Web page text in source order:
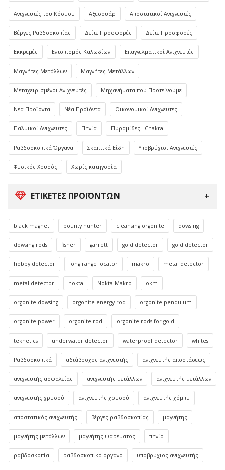
Ανιχνευτές του Κόσμου Αξεσουάρ Αποστατικοί Ανιχνευτές
Βέργες Ραβδοσκοπίας Δείτε Προσφορές Δείτε Προσφορές
Εκκρεμές Εντοπισμός Καλωδίων Επαγγελματικοί Ανιχνευτές
Μαγνήτες Μετάλλων Μαγνήτες Μετάλλων
Μεταχειρισμένοι Ανιχνευτές Μηχανήματα που Προτείνουμε
Νέα Προϊόντα Νέα Προϊόντα Οικονομικοί Ανιχνευτές
Παλμικοί Ανιχνευτές Πηνία Πυραμίδες - Chakra
Ραβδοσκοπικά Όργανα Σκαπτικά Είδη Υποβρύχιοι Ανιχνευτές
Φυσικός Χρυσός Χωρίς κατηγορία
ΕΤΙΚΈΤΕΣ ΠΡΟΪΌΝΤΩΝ
black magnet bounty hunter cleansing orgonite dowsing
dowsing rods fisher garrett gold detector gold detector
hobby detector long range locator makro metal detector
metal detector nokta Nokta Makro okm
orgonite dowsing orgonite energy rod orgonite pendulum
orgonite power orgonite rod orgonite rods for gold
teknetics underwater detector waterproof detector whites
Ραβδοσκοπικά αδιάβροχος ανιχνευτής ανιχνευτής αποστάσεως
ανιχνευτής ασφαλείας ανιχνευτής μετάλλων ανιχνευτής μετάλλων
ανιχνευτής χρυσού ανιχνευτής χρυσού ανιχνευτής χόμπυ
αποστατικός ανιχνευτής βέργες ραβδοσκοπίας μαγνήτης
μαγνήτης μετάλλων μαγνήτης ψαρέματος πηνίο
ραβδοσκοπία ραβδοσκοπικό όργανο υποβρύχιος ανιχνευτής